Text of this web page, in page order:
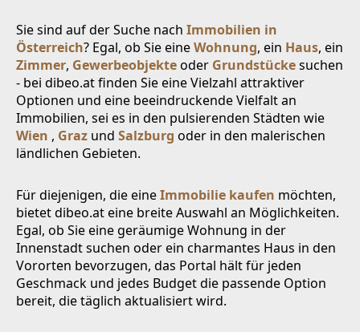
Sie sind auf der Suche nach Immobilien in
Österreich? Egal, ob Sie eineWohnung, ein Haus, ein
Zimmer, Gewerbeobjekteoder Grundstückesuchen
- bei dibeo.at finden Sie eine Vielzahl attraktiver
Optionen und eine beeindruckende Vielfalt an
Immobilien, sei es in den pulsierenden Städten wie
Wien , Graz und Salzburg oder in den malerischen
ländlichen Gebieten.
Für diejenigen, die eineImmobilie kaufen möchten,
bietet dibeo.at eine breite Auswahl an Möglichkeiten.
Egal, ob Sie eine geräumige Wohnung in der
Innenstadt suchen oder ein charmantes Haus in den
Vororten bevorzugen, das Portal hält für jeden
Geschmack und jedes Budget die passende Option
bereit, die täglich aktualisiert wird.